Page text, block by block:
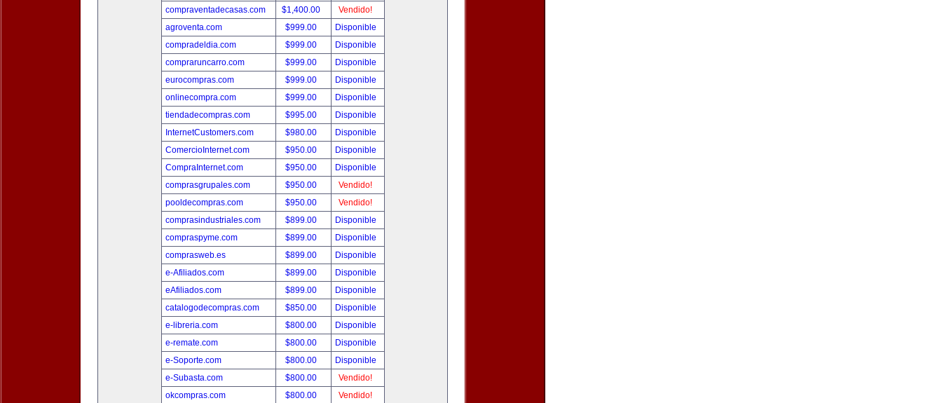
compraventadecasas.com
$1,400.00
Vendido!
agroventa.com
$999.00
Disponible
compradeldia.com
$999.00
Disponible
compraruncarro.com
$999.00
Disponible
eurocompras.com
$999.00
Disponible
onlinecompra.com
$999.00
Disponible
tiendadecompras.com
$995.00
Disponible
InternetCustomers.com
$980.00
Disponible
ComercioInternet.com
$950.00
Disponible
CompraInternet.com
$950.00
Disponible
comprasgrupales.com
$950.00
Vendido!
pooldecompras.com
$950.00
Vendido!
comprasindustriales.com
$899.00
Disponible
compraspyme.com
$899.00
Disponible
comprasweb.es
$899.00
Disponible
e-Afiliados.com
$899.00
Disponible
eAfiliados.com
$899.00
Disponible
catalogodecompras.com
$850.00
Disponible
e-libreria.com
$800.00
Disponible
e-remate.com
$800.00
Disponible
e-Soporte.com
$800.00
Disponible
e-Subasta.com
$800.00
Vendido!
okcompras.com
$800.00
Vendido!